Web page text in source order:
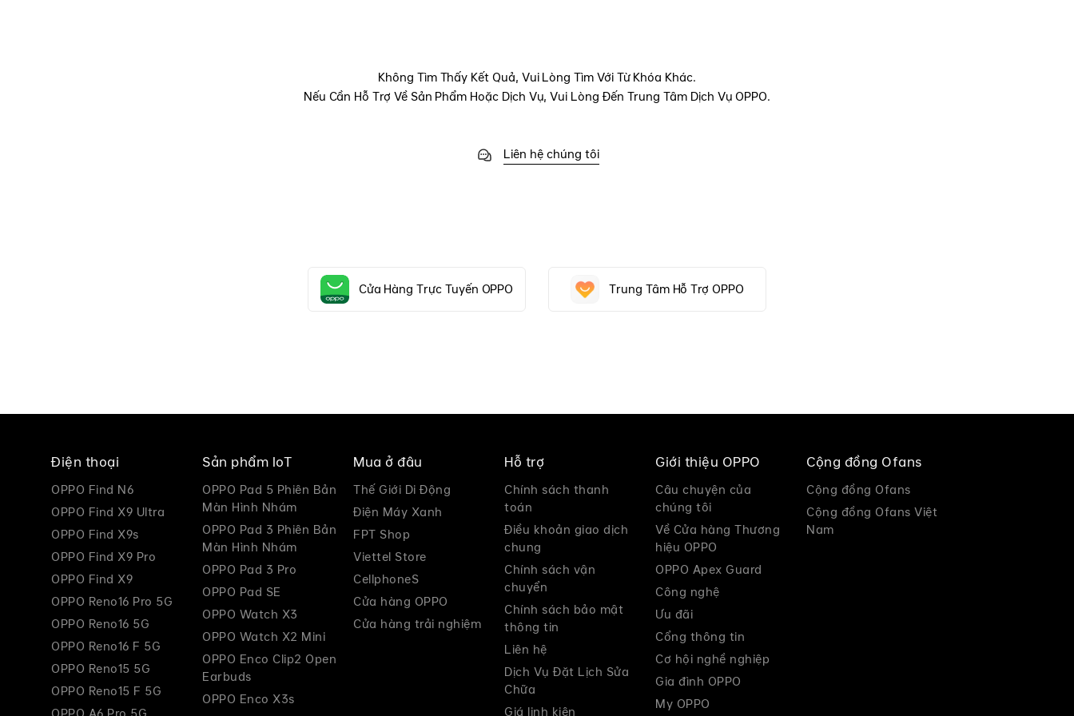
Không Tìm Thấy Kết Quả, Vui Lòng Tìm Với Từ Khóa Khác.
Nếu Cần Hỗ Trợ Về Sản Phẩm Hoặc Dịch Vụ, Vui Lòng Đến Trung Tâm Dịch Vụ OPPO.
Liên hệ chúng tôi
Cửa Hàng Trực Tuyến OPPO Trung Tâm Hỗ Trợ OPPO
Điện thoại
OPPO Find N6
OPPO Find X9 Ultra
OPPO Find X9s
OPPO Find X9 Pro
OPPO Find X9
OPPO Reno16 Pro 5G
OPPO Reno16 5G
OPPO Reno16 F 5G
OPPO Reno15 5G
OPPO Reno15 F 5G
OPPO A6 Pro 5G
Sản phẩm IoT
OPPO Pad 5 Phiên Bản
Màn Hình Nhám
OPPO Pad 3 Phiên Bản
Màn Hình Nhám
OPPO Pad 3 Pro
OPPO Pad SE
OPPO Watch X3
OPPO Watch X2 Mini
OPPO Enco Clip2 Open
Earbuds
OPPO Enco X3s
Mua ở đâu
Thế Giới Di Động
Điện Máy Xanh
FPT Shop
Viettel Store
CellphoneS
Cửa hàng OPPO
Cửa hàng trải nghiệm
Hỗ trợ
Chính sách thanh
toán
Điều khoản giao dịch
chung
Chính sách vận
chuyển
Chính sách bảo mật
thông tin
Liên hệ
Dịch Vụ Đặt Lịch Sửa
Chữa
Giá linh kiện
Giới thiệu OPPO
Câu chuyện của
chúng tôi
Về Cửa hàng Thương
hiệu OPPO
OPPO Apex Guard
Công nghệ
Ưu đãi
Cổng thông tin
Cơ hội nghề nghiệp
Gia đình OPPO
My OPPO
Cộng đồng Ofans
Cộng đồng Ofans
Cộng đồng Ofans Việt
Nam